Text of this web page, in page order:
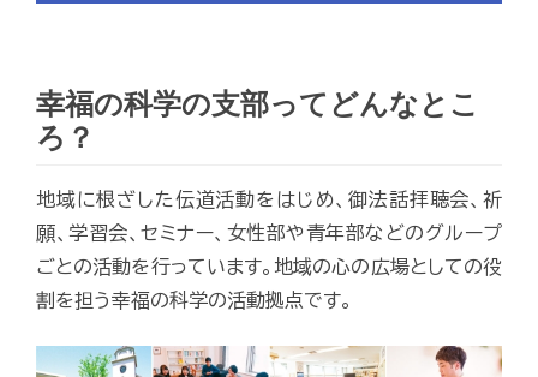
幸福の科学の支部ってどんなとこ
ろ？
地域に根ざした伝道活動をはじめ、御法話拝聴会、祈
願、学習会、セミナー、女性部や青年部などのグループ
ごとの活動を行っています。地域の心の広場としての役
割を担う幸福の科学の活動拠点です。